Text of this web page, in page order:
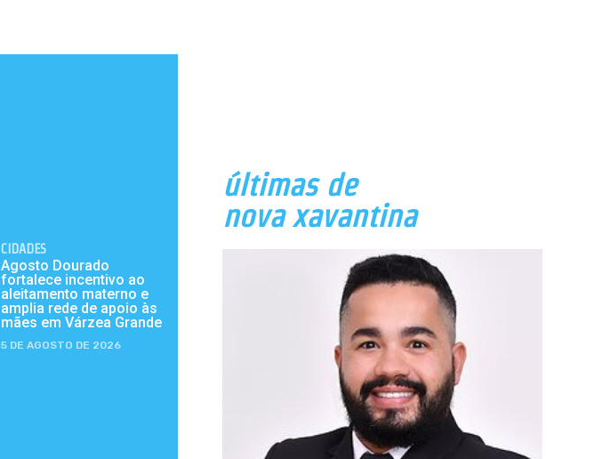
CIDADES
Agosto Dourado
fortalece incentivo ao
aleitamento materno e
amplia rede de apoio às
mães em Várzea Grande
5 DE AGOSTO DE 2026
últimas de
nova xavantina